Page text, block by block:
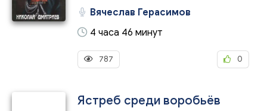
Вячеслав Герасимов
4 часа 46 минут
787 0
Ястреб среди воробьёв